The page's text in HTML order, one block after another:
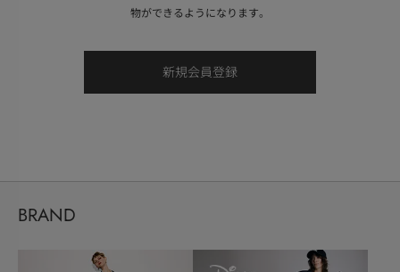
物ができるようになります。
BRAND